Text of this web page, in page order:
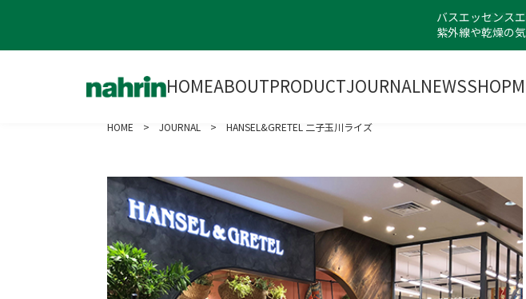
バスエッセンス
紫外線や乾燥の
HOMEABOUTPRODUCTJOURNALNEWSSHOP
HOME >JOURNAL > HANSEL&GRETEL 二子玉川ライズ